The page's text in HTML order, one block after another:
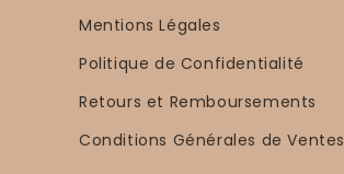
Mentions Légales
Politique de Confidentialité
Retours et Remboursements
Conditions Générales de Ventes